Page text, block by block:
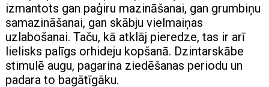
izmantots gan paģiru mazināšanai, gan grumbiņu
samazināšanai, gan skābju vielmaiņas
uzlabošanai. Taču, kā atklāj pieredze, tas ir arī
lielisks palīgs orhideju kopšanā. Dzintarskābe
stimulē augu, pagarina ziedēšanas periodu un
padara to bagātīgāku.